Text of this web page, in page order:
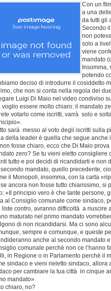
Con un
a una
da tutti gli
Secondo
non
solo a
viene
mandato
potendo
deciso di introdurre il cosiddetto
che non si conta nella regola dei
Luigi Di Maio nel video condiviso
voglio essere molto chiaro: il mandato
votarlo come iscritti, varrà solo e
sarà messo al voto degli iscritti sulla
della leader è quella che segue anche
fosse chiaro, ecco che Di Maio
zero? Se tu vieni eletto
tutto e poi decidi di ricandidarti e non
mandato, quello precedente,
il Monopoli, insomma, con la carta
se ancora non fosse tutto chiarissimo,
«Il principio vero è che tante persone,
al Consiglio comunale come sindaco,
liste contro, avranno difficoltà a riuscire
maturato nel primo mandato
di non ricandidarsi. Ma ci sono
sempre e comunque, e queste
anche al secondo mandato
comunale perchè non ce l’hanno
in Regione o in Parlamento perchè il
sindaco e vieni rieletto sindaco, allora
per cambiare la tua città in cinque
mandato».
chiaro, no?